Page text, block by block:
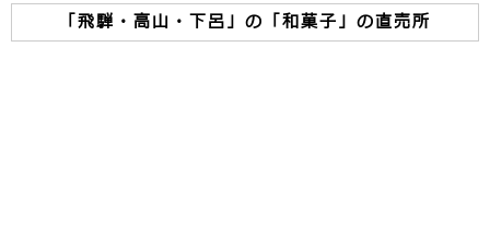
「飛騨・高山・下呂」の「和菓子」の直売所